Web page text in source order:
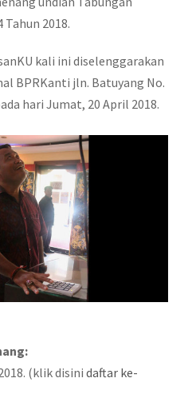
2018.
kali ini diselenggarakan
BPRKanti jln. Batuyang No.
hari Jumat, 20 April 2018.
(klik disini daftar ke-